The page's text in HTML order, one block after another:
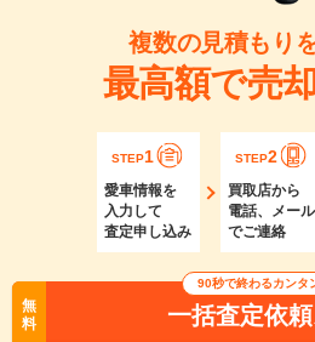
複数の見積もり
最高額で売
STEP1
愛車情報を
入力して
査定申し込み
STEP2
買取店から
電話、メール
でご連絡
無
料
90秒で終わるカンタ
一括査定依